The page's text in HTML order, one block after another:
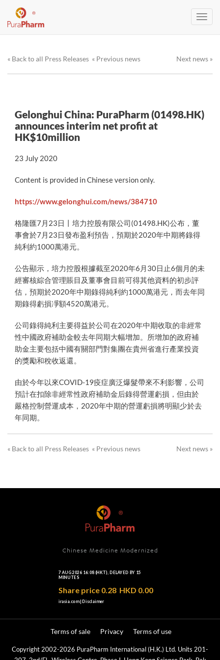
« Back to all Press Releases « Previous news Next news »
Gelonghui China: PuraPharm (01498.HK)
announces interim net profit at
HK$10million
23 July 2020
Content is provided in Chinese version only.
https://www.gelonghui.com/news/384710
格隆匯7月23日丨培力控股有限公司(01498.HK)公布，董
事會於7月23日發布盈利預告，預期於2020年中期將錄得
純利約1000萬港元。
公告顯示，培力控股根據截至2020年6月30日止6個月的未
經審核綜合管理賬目及董事會目前可得其他資料的初步評
估，預期於2020年中期錄得純利約1000萬港元，而去年同
期錄得虧損凈額4520萬港元。
公司錄得純利主要得益於公司在2020年中期收取的非經常
性中國政府補助金較去年同期大幅增加。所增加的政府補
助金主要包括中國有關部門對集團在貴州省進行產業投資
的獎勵和稅收返還。
由於今年以來COVID-19疫症廣泛爆髮帶來不利影響，公司
預計在扣除非經常性政府補助金后錄得營運虧損，但由於
嚴格控制營運成本，2020年中期的營運虧損將明顯少於去
年同期。
« Back to all Press Releases « Previous news Next news »
Chinese Medicine Modernized
Terms of use
Privacy
Terms of sale
Copyright 2002-2026 PuraPharm International (H.K.) Ltd. Units 201-